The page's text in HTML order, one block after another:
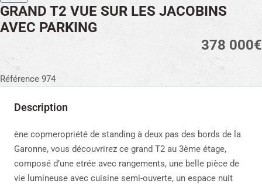
GRAND T2 VUE SUR LES JACOBINS
AVEC PARKING
378 000€
Référence 974
Description
ène copmeropriété de standing à deux pas des bords de la
Garonne, vous découvrirez ce grand T2 au 3ème étage,
composé d’une etrée avec rangements, une belle pièce de
vie lumineuse avec cuisine semi-ouverte, un espace nuit